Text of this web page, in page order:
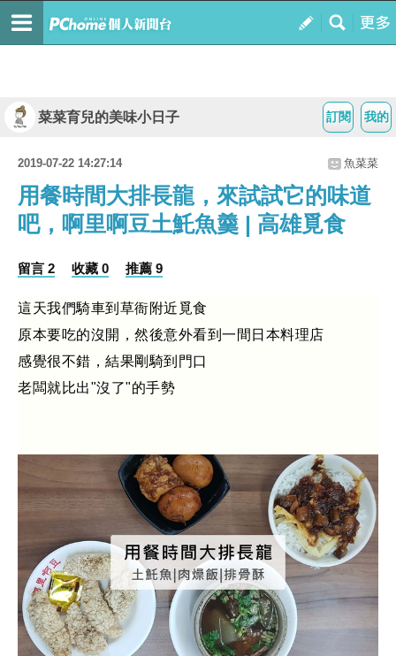
我的
訂閱
菜菜育兒的美味小日子
2019-07-22 14:27:14 魚菜菜
用餐時間大排長龍，來試試它的味道
吧，啊里啊豆土魠魚羹 | 高雄覓食
留言 2 收藏 0 推薦 9
這天我們騎車到草衙附近覓食
原本要吃的沒開，然後意外看到一間日本料理店
感覺很不錯，結果剛騎到門口
老闆就比出"沒了"的手勢